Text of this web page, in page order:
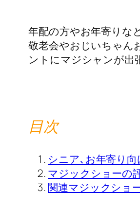
年配の方やお年寄りな
敬老会やおじいちゃん
ントにマジシャンが出
目次
シニア､お年寄り
マジックショーの
関連マジックショ